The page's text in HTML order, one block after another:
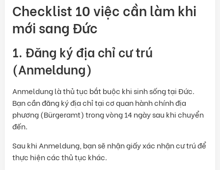
Checklist 10 việc cần làm khi
mới sang Đức
1. Đăng ký địa chỉ cư trú
(Anmeldung)
Anmeldung là thủ tục bắt buộc khi sinh sống tại Đức.
Bạn cần đăng ký địa chỉ tại cơ quan hành chính địa
phương (Bürgeramt) trong vòng 14 ngày sau khi chuyển
đến.
Sau khi Anmeldung, bạn sẽ nhận giấy xác nhận cư trú để
thực hiện các thủ tục khác.